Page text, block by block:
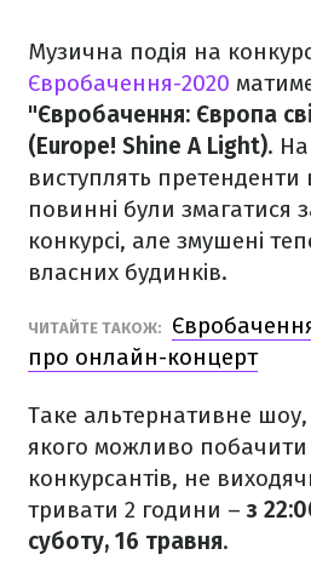
Музична подія на
Євробачення-2020
"Євробачення: Європа
(Europe! Shine A Light).
виступлять претенденти
повинні були змагатися
конкурсі, але змушені
власних будинків.
ЧИТАЙТЕ ТАКОЖ:
про онлайн-концерт
Таке альтернативне
якого можливо побачити
конкурсантів, не
тривати 2 години –з
суботу, 16 травня.